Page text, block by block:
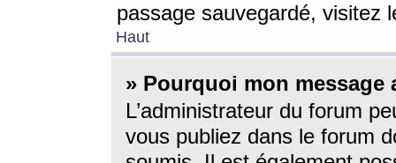
passage sauvegardé, visitez
Haut
» Pourquoi mon message
L’administrateur du forum
vous publiez dans le forum